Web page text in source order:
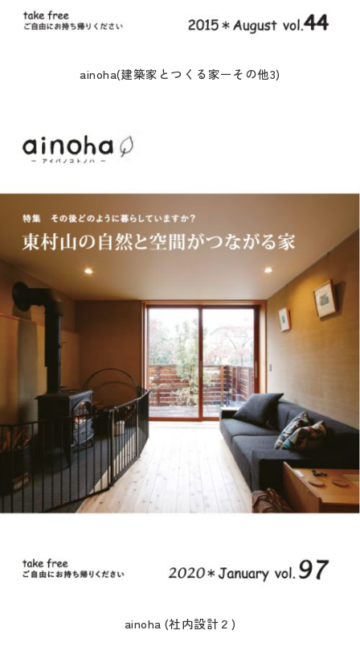
ainoha(建築家とつくる家ーその他3)
ainoha (社内設計２)